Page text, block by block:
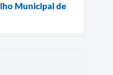
Municipal de